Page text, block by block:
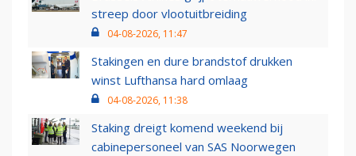
streep door vlootuitbreiding
04-08-2026, 11:47
Stakingen en dure brandstof drukken
winst Lufthansa hard omlaag
04-08-2026, 11:38
Staking dreigt komend weekend bij
cabinepersoneel van SAS Noorwegen